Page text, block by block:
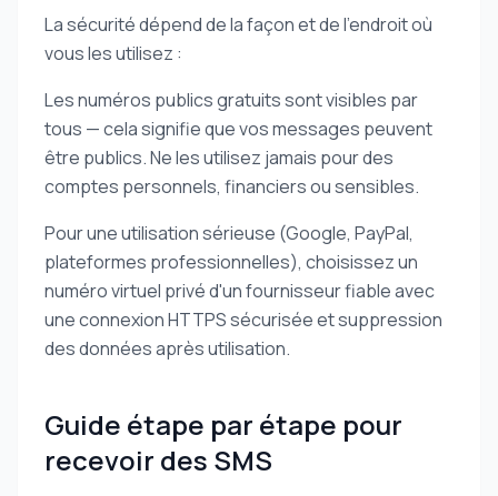
La sécurité dépend de la façon et de l'endroit où
vous les utilisez :
Les numéros publics gratuits sont visibles par
tous — cela signifie que vos messages peuvent
être publics. Ne les utilisez jamais pour des
comptes personnels, financiers ou sensibles.
Pour une utilisation sérieuse (Google, PayPal,
plateformes professionnelles), choisissez un
numéro virtuel privé d'un fournisseur fiable avec
une connexion HTTPS sécurisée et suppression
des données après utilisation.
Guide étape par étape pour
recevoir des SMS